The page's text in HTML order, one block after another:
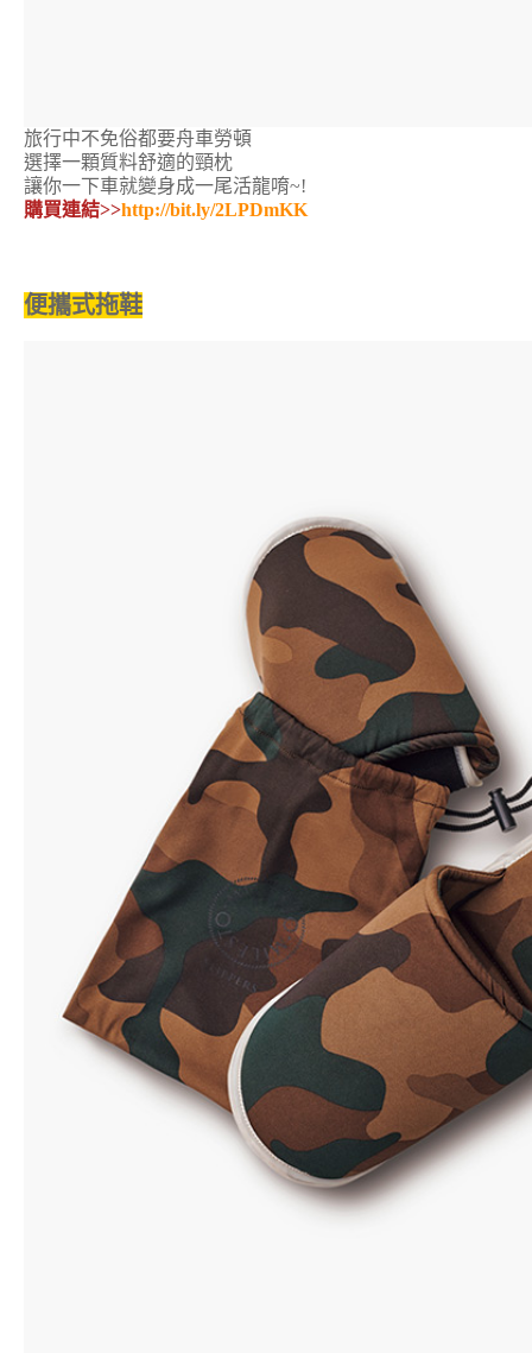
旅行中不免俗都要舟車勞頓
選擇一顆質料舒適的頸枕
讓你一下車就變身成一尾活龍唷~!
購買連結>>http://bit.ly/2LPDmKK
便攜式拖鞋